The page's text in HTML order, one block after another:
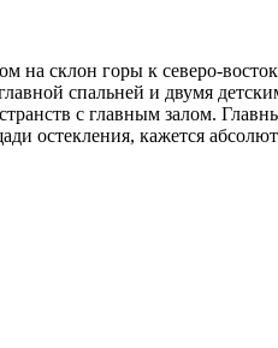
на склон горы к северо-
спальней и двумя
с главным залом.
остекления, кажется